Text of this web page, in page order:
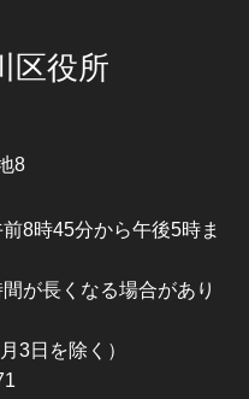
区役所
8
8時45分から午後5時ま
が長くなる場合があり
3日を除く）